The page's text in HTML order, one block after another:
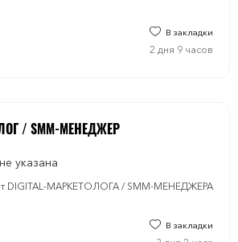
В закладки
2 дня 9 часов
/ SMM-МЕНЕДЖЕР
указана
DIGITAL-МАРКЕТОЛОГА / SMM-МЕНЕДЖЕРА
В закладки